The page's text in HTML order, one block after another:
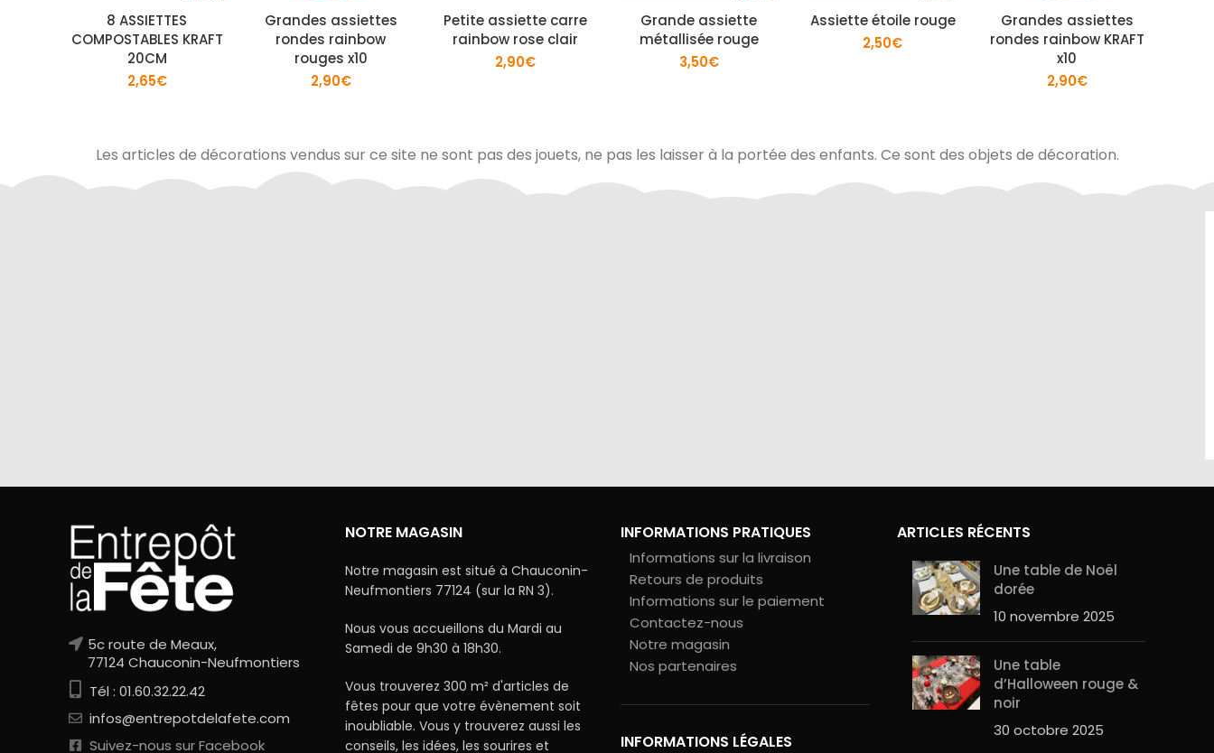
8 ASSIETTES
COMPOSTABLES KRAFT
20CM
2,65€
Grandes assiettes
rondes rainbow
rouges x10
2,90€
Petite assiette carre
rainbow rose clair
2,90€
Grande assiette
métallisée rouge
3,50€
Assiette étoile rouge
2,50€
Grandes assiettes
rondes rainbow KRAFT
x10
2,90€
Les articles de décorations vendus sur ce site ne sont pas des jouets, ne pas les laisser à la portée des enfants. Ce sont des objets de décoration.
5c route de Meaux,
77124 Chauconin-Neufmontiers
Tél : 01.60.32.22.42
infos@entrepotdelafete.com
Suivez-nous sur Facebook
NOTRE MAGASIN
Notre magasin est situé à Chauconin-
Neufmontiers 77124 (sur la RN 3).
Nous vous accueillons du Mardi au
Samedi de 9h30 à 18h30.
Vous trouverez 300 m² d'articles de
fêtes pour que votre évènement soit
inoubliable. Vous y trouverez aussi les
conseils, les idées, les sourires et
INFORMATIONS PRATIQUES
Informations sur la livraison
Retours de produits
Informations sur le paiement
Contactez-nous
Notre magasin
Nos partenaires
INFORMATIONS LÉGALES
ARTICLES RÉCENTS
Une table de Noël
dorée
10 novembre 2025
Une table
d’Halloween rouge &
noir
30 octobre 2025